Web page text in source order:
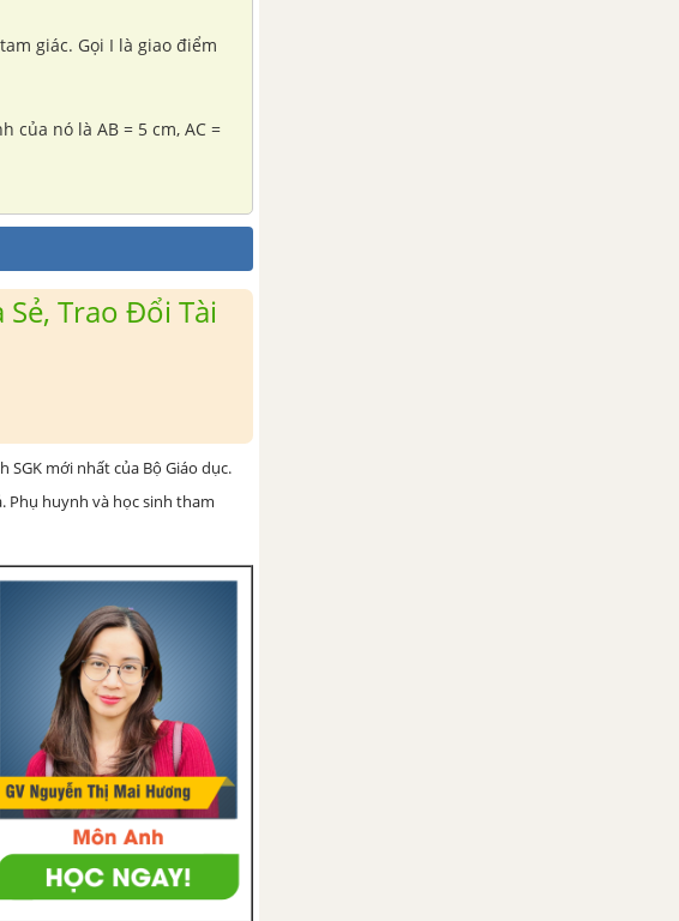
giác. Gọi I là giao điểm
của nó là AB = 5 cm, AC =
Trao Đổi Tài
SGK mới nhất của Bộ Giáo dục.
Phụ huynh và học sinh tham